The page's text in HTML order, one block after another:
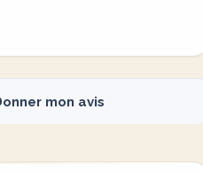
mon avis